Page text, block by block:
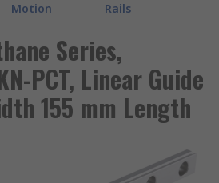
Motion
Rails
Series,
PCT, Linear Guide
155 mm Length